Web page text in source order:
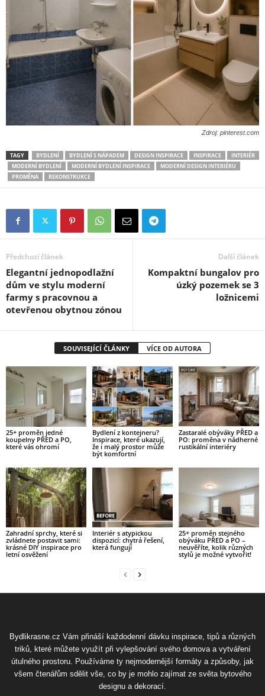
Zdroj: pinterest.com
TAGY BYDLENÍ BYDLENÍ S NÁPADEM DESIGN INSPIRACE INSPIRACE
INTERIÉR
MODERNÍ BYDLENÍ
MODERNÍ BYDLENÍ INSPIRACE
MODERNÍ DESIGN INTERIÉRU
PROMĚNA
REKONSTRUKCE
Předchozí článek
Elegantní jednopodlažní
dům ve stylu moderní
farmy s pracovnou a
otevřenou obytnou zónou
Další článek
Kompaktní bungalov pro
úzký pozemek se 3
ložnicemi
SOUVISEJÍCÍ ČLÁNKY VÍCE OD AUTORA
25+ proměn jedné
koupelny PŘED a PO,
které vás ohromí
Bydlení z kontejneru?
Inspirace, které ukazují,
že i malý prostor může
být komfortní
Zastaralé obýváky PŘED a
PO: proměna v nádherné
rustikální interiéry
Zahradní sprchy, které si
zvládnete postavit sami:
krásné DIY inspirace pro
letní osvěžení
Interiér s atypickou
dispozicí: chytrá řešení,
která fungují
25+ proměn stejného
obýváku PŘED a PO –
neuvěříte, kolik různých
stylů je možné vytvořit!
Bydlikrasne.cz Vám přináší každodenní dávku inspirace, tipů a různých
triků, které můžete využít při vylepšování svého domova a vytváření
útulného prostoru. Používáme ty nejmodernější formáty a způsoby, jak
všem čtenářům sdělit vše, co by je mohlo zajímat ze světa bytového
designu a dekorací.